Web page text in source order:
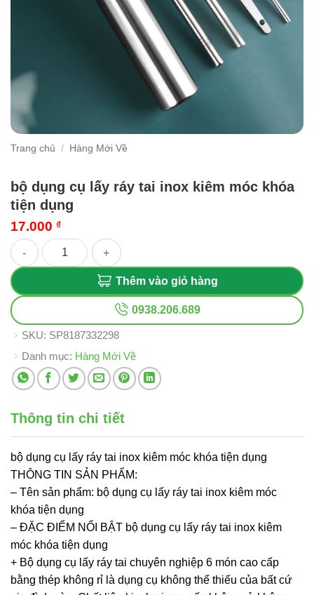
Trang chủ / Hàng Mới Về
bộ dụng cụ lấy ráy tai inox kiêm móc khóa
tiện dụng
17.000 ₫
bộ dụng cụ lấy ráy tai inox kiêm móc khóa tiện dụng số lượng
Thêm vào giỏ hàng
0938.206.689
SKU: SP8187332298
Danh mục: Hàng Mới Về
Thông tin chi tiết
bộ dụng cụ lấy ráy tai inox kiêm móc khóa tiện dụng
THÔNG TIN SẢN PHẨM:
– Tên sản phẩm: bộ dụng cụ lấy ráy tai inox kiêm móc
khóa tiện dụng
– ĐẶC ĐIỂM NỔI BẬT bộ dụng cụ lấy ráy tai inox kiêm
móc khóa tiện dụng
+ Bộ dụng cụ lấy ráy tai chuyên nghiệp 6 món cao cấp
bằng thép không rỉ là dụng cụ không thể thiếu của bất cứ